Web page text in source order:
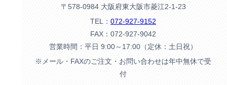
〒578-0984 大阪府東大阪市菱江2-1-23
TEL： 072-927-9152
FAX：072-927-9042
営業時間：平日 9:00～17:00（定休：土日祝）
※メール・FAXのご注文・お問い合わせは年中無休で受
付